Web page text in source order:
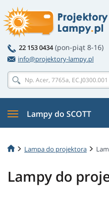
22 153 0434 (pon-piąt 8-16)
info@projektory-lampy.pl
Lampy do SCOTT
Lampa do projektora
Lampy do